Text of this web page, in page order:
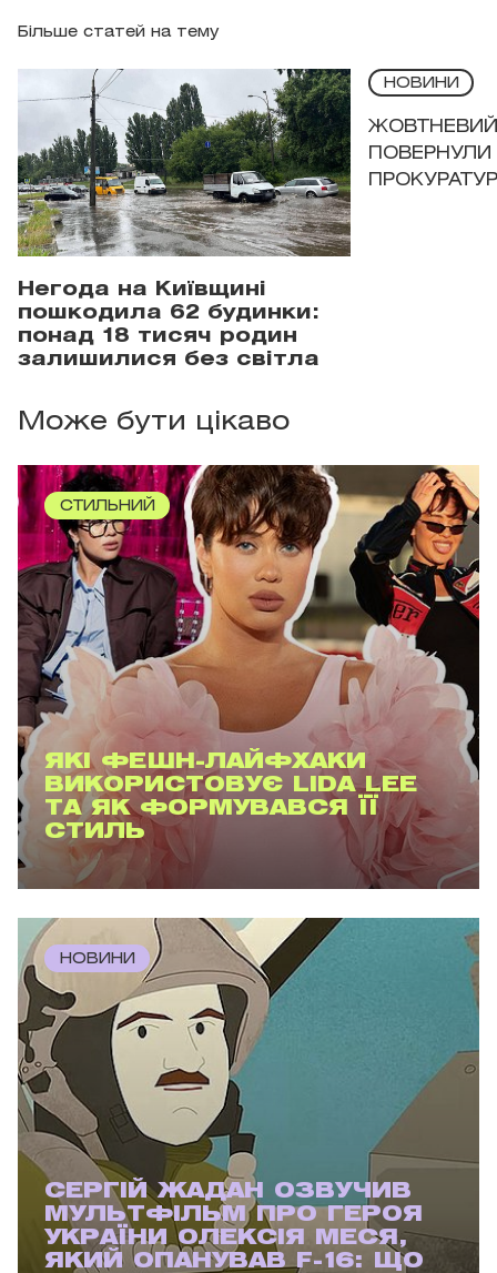
Більше статей на тему
Негода на Київщині
пошкодила 62 будинки:
понад 18 тисяч родин
залишилися без світла
НОВИНИ
ЖОВТНЕВИЙ
ПОВЕРНУЛИ
Може бути цікаво
СТИЛЬНИЙ
ЯКІ ФЕШН-ЛАЙФХАКИ
ВИКОРИСТОВУЄ LIDA LEE
ТА ЯК ФОРМУВАВСЯ ЇЇ
СТИЛЬ
НОВИНИ
СЕРГІЙ ЖАДАН ОЗВУЧИВ
МУЛЬТФІЛЬМ ПРО ГЕРОЯ
УКРАЇНИ ОЛЕКСІЯ МЕСЯ,
ЯКИЙ ОПАНУВАВ F-16: ЩО